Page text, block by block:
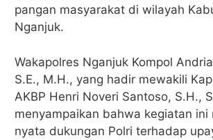
pangan masyarakat di wilayah
Nganjuk.
Wakapolres Nganjuk Kompol
S.E., M.H., yang hadir mewakili
AKBP Henri Noveri Santoso, S.H.,
menyampaikan bahwa kegiatan ini
nyata dukungan Polri terhadap